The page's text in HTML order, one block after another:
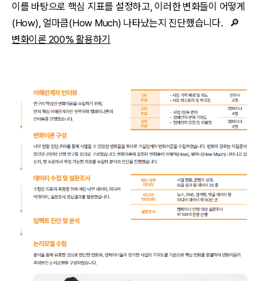
이를 바탕으로 핵심 지표를 설정하고, 이러한 변화들이 어떻게
(How), 얼마큼(How Much) 나타났는지 진단했습니다. 🔎
변화이론 200% 활용하기